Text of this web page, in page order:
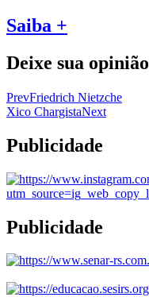
Saiba +
Deixe sua opinião
PrevFriedrich Nietzche
Xico ChargistaNext
Publicidade
Publicidade